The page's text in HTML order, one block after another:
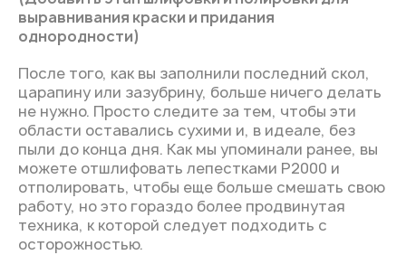
выравнивания краски и придания
однородности)
После того, как вы заполнили последний скол,
царапину или зазубрину, больше ничего делать
не нужно. Просто следите за тем, чтобы эти
области оставались сухими и, в идеале, без
пыли до конца дня. Как мы упоминали ранее, вы
можете отшлифовать лепестками Р2000 и
отполировать, чтобы еще больше смешать свою
работу, но это гораздо более продвинутая
техника, к которой следует подходить с
осторожностью.